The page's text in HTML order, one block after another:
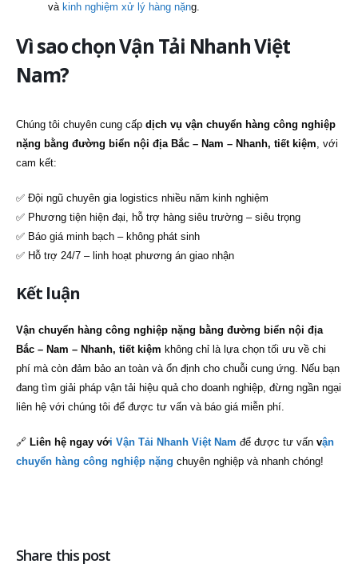
và kinh nghiệm xử lý hàng nặng.
Vì sao chọn Vận Tải Nhanh Việt
Nam?
Chúng tôi chuyên cung cấp dịch vụ vận chuyển hàng công nghiệp
nặng bằng đường biển nội địa Bắc – Nam – Nhanh, tiết kiệm, với
cam kết:
✅ Đội ngũ chuyên gia logistics nhiều năm kinh nghiệm
✅ Phương tiện hiện đại, hỗ trợ hàng siêu trường – siêu trọng
✅ Báo giá minh bạch – không phát sinh
✅ Hỗ trợ 24/7 – linh hoạt phương án giao nhận
Kết luận
Vận chuyển hàng công nghiệp nặng bằng đường biển nội địa
Bắc – Nam – Nhanh, tiết kiệm không chỉ là lựa chọn tối ưu về chi
phí mà còn đảm bảo an toàn và ổn định cho chuỗi cung ứng. Nếu bạn
đang tìm giải pháp vận tải hiệu quả cho doanh nghiệp, đừng ngần ngại
liên hệ với chúng tôi để được tư vấn và báo giá miễn phí.
🔗 Liên hệ ngay với Vận Tải Nhanh Việt Nam để được tư vấn vận
chuyển hàng công nghiệp nặng chuyên nghiệp và nhanh chóng!
Share this post